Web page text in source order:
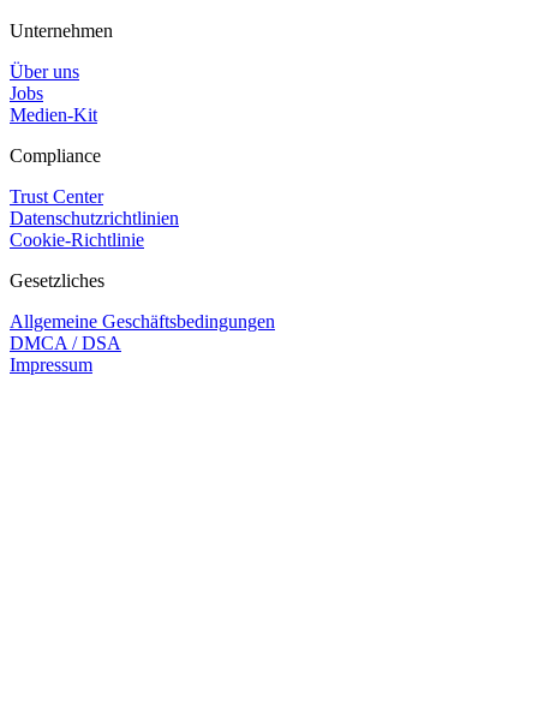
Unternehmen
Über uns
Jobs
Medien-Kit
Compliance
Trust Center
Datenschutzrichtlinien
Cookie-Richtlinie
Gesetzliches
Allgemeine Geschäftsbedingungen
DMCA / DSA
Impressum